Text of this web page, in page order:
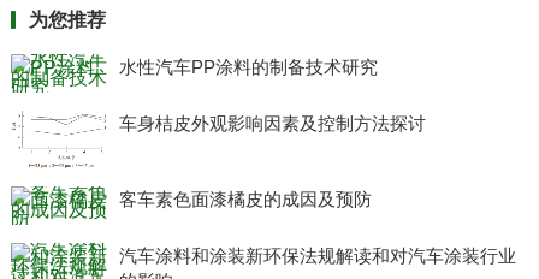
为您推荐
水性汽车PP涂料的制备技术研究
车身桔皮外观影响因素及控制方法探讨
客车素色面漆橘皮的成因及预防
汽车涂料和涂装新环保法规解读和对汽车涂装行业